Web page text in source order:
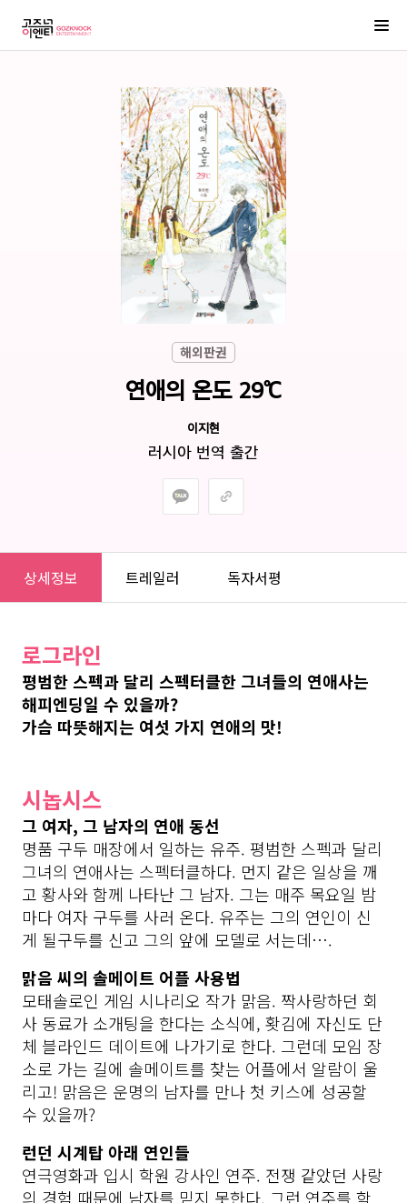
해외판권
연애의 온도 29℃
이지현
러시아 번역 출간
상세정보 트레일러 독자서평
로그라인
평범한 스펙과 달리 스펙터클한 그녀들의 연애사는
해피엔딩일 수 있을까?
가슴 따뜻해지는 여섯 가지 연애의 맛!
시놉시스
그 여자, 그 남자의 연애 동선
명품 구두 매장에서 일하는 유주. 평범한 스펙과 달리
그녀의 연애사는 스펙터클하다. 먼지 같은 일상을 깨
고 황사와 함께 나타난 그 남자. 그는 매주 목요일 밤
마다 여자 구두를 사러 온다. 유주는 그의 연인이 신
게 될구두를 신고 그의 앞에 모델로 서는데….
맑음 씨의 솔메이트 어플 사용법
모태솔로인 게임 시나리오 작가 맑음. 짝사랑하던 회
사 동료가 소개팅을 한다는 소식에, 홧김에 자신도 단
체 블라인드 데이트에 나가기로 한다. 그런데 모임 장
소로 가는 길에 솔메이트를 찾는 어플에서 알람이 울
리고! 맑음은 운명의 남자를 만나 첫 키스에 성공할
수 있을까?
런던 시계탑 아래 연인들
연극영화과 입시 학원 강사인 연주. 전쟁 같았던 사랑
의 경험 때문에 남자를 믿지 못한다. 그런 연주를 학